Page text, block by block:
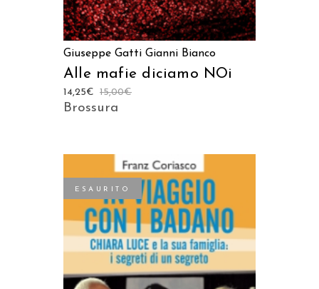
Giuseppe Gatti Gianni Bianco
Alle mafie diciamo NOi
15,00€
14,25€
Brossura
ESAURITO